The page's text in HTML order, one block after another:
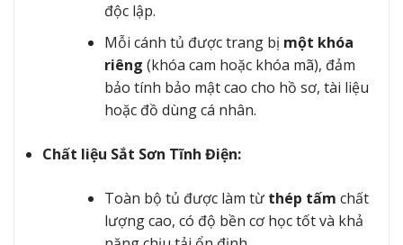
độc lập.
Mỗi cánh tủ được trang bị một khóa
riêng (khóa cam hoặc khóa mã), đảm
bảo tính bảo mật cao cho hồ sơ, tài liệu
hoặc đồ dùng cá nhân.
Chất liệu Sắt Sơn Tĩnh Điện:
Toàn bộ tủ được làm từ thép tấm chất
lượng cao, có độ bền cơ học tốt và khả